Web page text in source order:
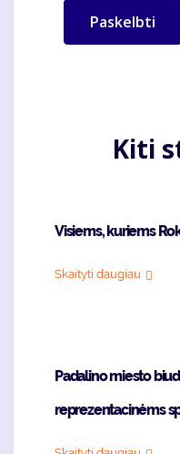
Kiti
Visiems, kuriems
Skaityti daugiau
Padalino miesto
reprezentacinėms